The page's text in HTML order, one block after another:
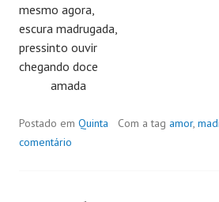
mesmo agora,
escura madrugada,
pressinto ouvir
chegando doce
amada
Postado em Quinta Com a tag amor,
comentário